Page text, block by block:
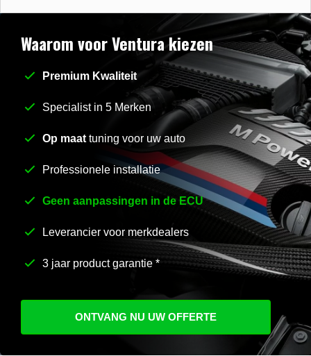
Stel uw vraag*
Waarom voor Ventura kiezen
Premium Kwaliteit
Specialist in 5 Merken
Op maat tuning voor uw auto
Professionele installatie
Geen aanpassingen in de ECU
Leverancier voor merkdealers
3 jaar product garantie *
ONTVANG NU UW OFFERTE